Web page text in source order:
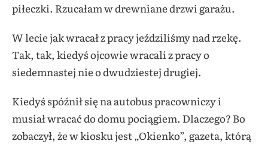
piłeczki. Rzucałam w drewniane drzwi garażu.
W lecie jak wracał z pracy jeździliśmy nad rzekę.
Tak, tak, kiedyś ojcowie wracali z pracy o
siedemnastej nie o dwudziestej drugiej.
Kiedyś spóźnił się na autobus pracowniczy i
musiał wracać do domu pociągiem. Dlaczego? Bo
zobaczył, że w kiosku jest „Okienko”, gazeta, którą